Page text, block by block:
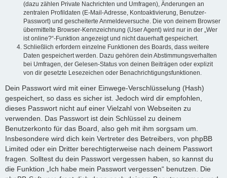
(dazu zählen Private Nachrichten und Umfragen), Änderungen an
zentralen Profildaten (E-Mail-Adresse, Kontoaktivierung, Benutzer-
Passwort) und gescheiterte Anmeldeversuche. Die von deinem Browser
übermittelte Browser-Kennzeichnung (User Agent) wird nur in der „Wer
ist online?“-Funktion angezeigt und nicht dauerhaft gespeichert.
Schließlich erfordern einzelne Funktionen des Boards, dass weitere
Daten gespeichert werden. Dazu gehören dein Abstimmungsverhalten
bei Umfragen, der Gelesen-Status von deinen Beiträgen oder explizit
von dir gesetzte Lesezeichen oder Benachrichtigungsfunktionen.
Dein Passwort wird mit einer Einwege-Verschlüsselung (Hash)
gespeichert, so dass es sicher ist. Jedoch wird dir empfohlen,
dieses Passwort nicht auf einer Vielzahl von Webseiten zu
verwenden. Das Passwort ist dein Schlüssel zu deinem
Benutzerkonto für das Board, also geh mit ihm sorgsam um.
Insbesondere wird dich kein Vertreter des Betreibers, von phpBB
Limited oder ein Dritter berechtigterweise nach deinem Passwort
fragen. Solltest du dein Passwort vergessen haben, so kannst du
die Funktion „Ich habe mein Passwort vergessen“ benutzen. Die